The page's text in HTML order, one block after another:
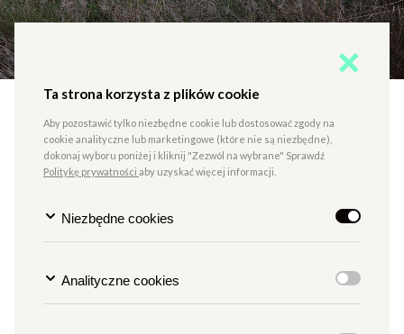
NA ŚRODKOWYM PASIE
LATEM TRAWA BYŁA
WYSOKA | wernisaż wystawy
Ta strona korzysta z plików cookie
Aby pozostawić tylko niezbędne cookie lub dostosować zgody na
cookie analityczne lub marketingowe (które nie są niezbędne),
dokonaj wyboru poniżej i kliknij "Zezwól na wybrane" Sprawdź
Politykę prywatności aby uzyskać więcej informacji.
Niezbędne cookies
Analityczne cookies